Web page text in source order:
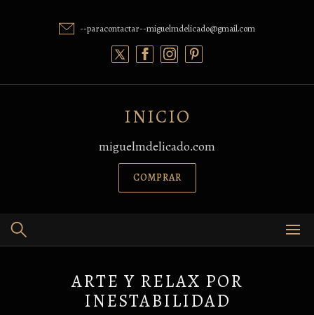
--paracontactar--miguelmdelicado@gmail.com
INICIO
miguelmdelicado.com
COMPRAR
ARTE Y RELAX POR
INESTABILIDAD